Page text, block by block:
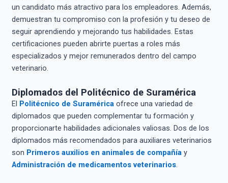
un candidato más atractivo para los empleadores. Además,
demuestran tu compromiso con la profesión y tu deseo de
seguir aprendiendo y mejorando tus habilidades. Estas
certificaciones pueden abrirte puertas a roles más
especializados y mejor remunerados dentro del campo
veterinario.
Diplomados del Politécnico de Suramérica
El Politécnico de Suraméricaofrece una variedad de
diplomados que pueden complementar tu formación y
proporcionarte habilidades adicionales valiosas. Dos de los
diplomados más recomendados para auxiliares veterinarios
son Primeros auxilios en animales de compañíay
Administración de medicamentos veterinarios.